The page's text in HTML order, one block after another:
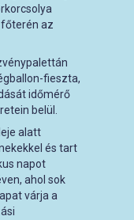
az
fieszta,
időmérő
belül.
alatt
és tart
napot
ahol sok
várja a